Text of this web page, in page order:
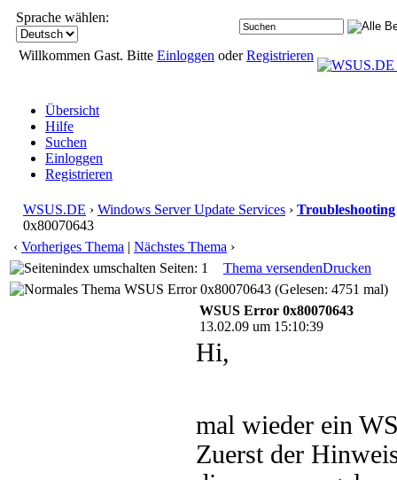
Sprache wählen:
Willkommen Gast. Bitte Einloggen oderRegistrieren
Übersicht
Hilfe
Suchen
Einloggen
Registrieren
WSUS.DE › Windows Server Update Services › Troubleshooting
0x80070643
‹ Vorheriges Thema | Nächstes Thema ›
Seiten: 1
Thema versendenDrucken
WSUS Error 0x80070643 (Gelesen: 4751 mal)
WSUS Error 0x80070643
13.02.09 um 15:10:39
Hi,
mal wieder ein
Zuerst der